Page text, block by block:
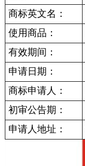
商标英文名：
使用商品：
有效期间：
申请日期：
商标申请人：
初审公告期：
申请人地址：